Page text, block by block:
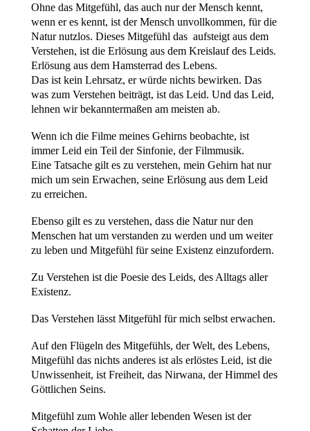
Ohne das Mitgefühl, das auch nur der Mensch kennt,
wenn er es kennt, ist der Mensch unvollkommen, für die
Natur nutzlos. Dieses Mitgefühl das aufsteigt aus dem
Verstehen, ist die Erlösung aus dem Kreislauf des Leids.
Erlösung aus dem Hamsterrad des Lebens.
Das ist kein Lehrsatz, er würde nichts bewirken. Das
was zum Verstehen beiträgt, ist das Leid. Und das Leid,
lehnen wir bekanntermaßen am meisten ab.
Wenn ich die Filme meines Gehirns beobachte, ist
immer Leid ein Teil der Sinfonie, der Filmmusik.
Eine Tatsache gilt es zu verstehen, mein Gehirn hat nur
mich um sein Erwachen, seine Erlösung aus dem Leid
zu erreichen.
Ebenso gilt es zu verstehen, dass die Natur nur den
Menschen hat um verstanden zu werden und um weiter
zu leben und Mitgefühl für seine Existenz einzufordern.
Zu Verstehen ist die Poesie des Leids, des Alltags aller
Existenz.
Das Verstehen lässt Mitgefühl für mich selbst erwachen.
Auf den Flügeln des Mitgefühls, der Welt, des Lebens,
Mitgefühl das nichts anderes ist als erlöstes Leid, ist die
Unwissenheit, ist Freiheit, das Nirwana, der Himmel des
Göttlichen Seins.
Mitgefühl zum Wohle aller lebenden Wesen ist der